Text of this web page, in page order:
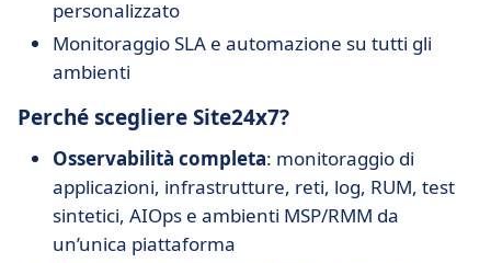
personalizzato
Monitoraggio SLA e automazione su tutti gli
ambienti
Perché scegliere Site24x7?
Osservabilità completa: monitoraggio di
applicazioni, infrastrutture, reti, log, RUM, test
sintetici, AIOps e ambienti MSP/RMM da
un’unica piattaforma